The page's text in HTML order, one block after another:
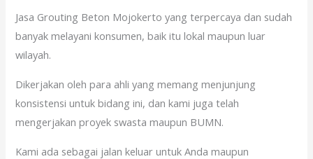
Jasa Grouting Beton Mojokerto yang terpercaya dan sudah
banyak melayani konsumen, baik itu lokal maupun luar
wilayah.
Dikerjakan oleh para ahli yang memang menjunjung
konsistensi untuk bidang ini, dan kami juga telah
mengerjakan proyek swasta maupun BUMN.
Kami ada sebagai jalan keluar untuk Anda maupun